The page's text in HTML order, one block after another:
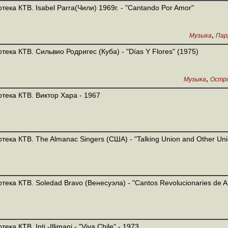
КТВ. Isabel Parra(Чили) 1969г. - "Cantando Por Amor"
Музыка,
КТВ. Сильвио Родригес (Куба) - "Días Y Flores" (1975)
Музыка,
КТВ. Виктор Хара - 1967
КТВ. The Almanac Singers (США) - "Talking Union and Other
КТВ. Soledad Bravo (Венесуэла) - "Cantos Revolucionaries de